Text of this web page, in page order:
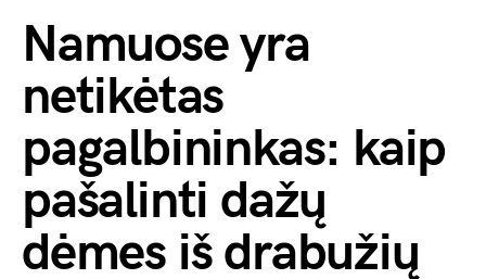
Namuose yra
netikėtas
pagalbininkas: kaip
pašalinti dažų
dėmes iš drabužių